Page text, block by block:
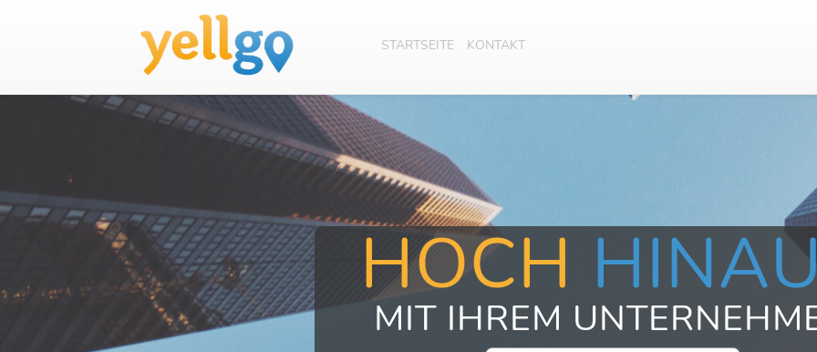
STARTSEITE KONTAKT
HOCH
MIT IHREM